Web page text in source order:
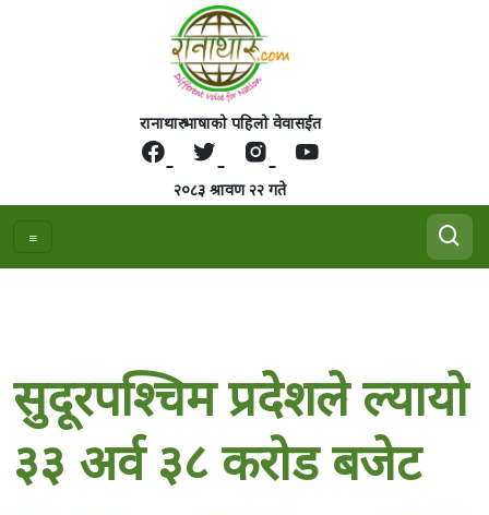
रानाथारु भाषाको पहिलो वेवासईत
२०८३ श्रावण २२ गते
सुदूरपश्चिम प्रदेशले ल्यायाे
३३ अर्व ३८ करोड बजेट